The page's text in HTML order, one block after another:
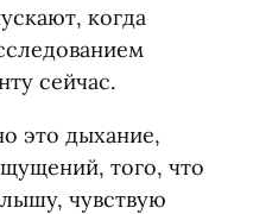
когда
сейчас.
это дыхание,
того, что
чувствую